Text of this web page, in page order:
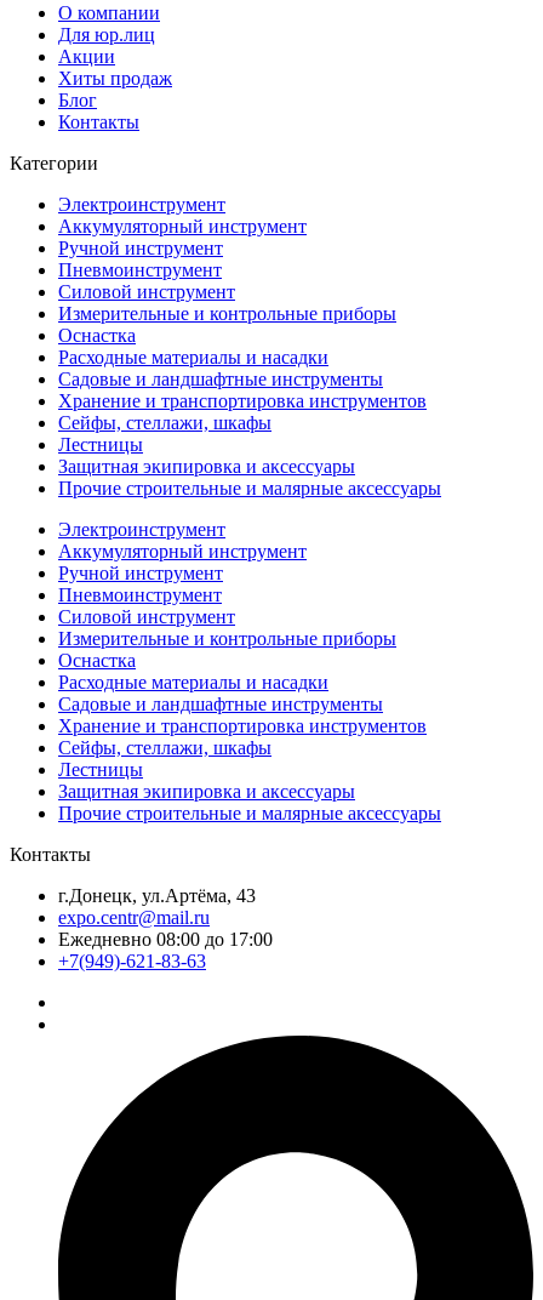
О компании
Для юр.лиц
Акции
Хиты продаж
Блог
Контакты
Категории
Электроинструмент
Аккумуляторный инструмент
Ручной инструмент
Пневмоинструмент
Силовой инструмент
Измерительные и контрольные приборы
Оснастка
Расходные материалы и насадки
Садовые и ландшафтные инструменты
Хранение и транспортировка инструментов
Сейфы, стеллажи, шкафы
Лестницы
Защитная экипировка и аксессуары
Прочие строительные и малярные аксессуары
Электроинструмент
Аккумуляторный инструмент
Ручной инструмент
Пневмоинструмент
Силовой инструмент
Измерительные и контрольные приборы
Оснастка
Расходные материалы и насадки
Садовые и ландшафтные инструменты
Хранение и транспортировка инструментов
Сейфы, стеллажи, шкафы
Лестницы
Защитная экипировка и аксессуары
Прочие строительные и малярные аксессуары
Контакты
г.Донецк, ул.Артёма, 43
expo.centr@mail.ru
Ежедневно 08:00 до 17:00
+7(949)-621-83-63